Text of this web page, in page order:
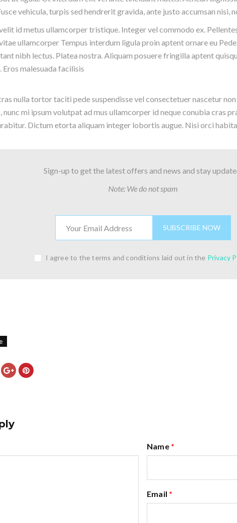
vehicula, turpis sed hendrerit gravida, ante justo accumsan nisi,
id metus ullamcorper tristique. Integer vel commodo ex.
ullamcorper Tempus interdum ligula proin aptent ornare eu
nibh lectus. Platea nostra. Aliquam posuere fringilla aptent
Eros malesuada facilisis
nulla tortor taciti pede suspendisse vel consectetuer nascetur
nunc mi ipsum volutpat ad mus ullamcorper id neque conubia cras
Dictum etorta aliquam integer lobortis augue. Nisi orci
Sign-up to get the latest offers and news and stay
Note: We do not spam
I agree to the terms and conditions laid out in the Privacy
Name *
Email *